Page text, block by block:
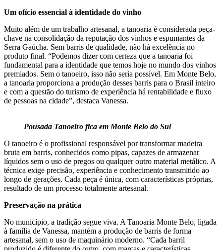
Um ofício essencial à identidade do vinho
Muito além de um trabalho artesanal, a tanoaria é considerada peça-
chave na consolidação da reputação dos vinhos e espumantes da
Serra Gaúcha. Sem barris de qualidade, não há excelência no
produto final. “Podemos dizer com certeza que a tanoaria foi
fundamental para a identidade que temos hoje no mundo dos vinhos
premiados. Sem o tanoeiro, isso não seria possível. Em Monte Belo,
a tanoaria proporciona a produção desses barris para o Brasil inteiro
e com a questão do turismo de experiência há rentabilidade e fluxo
de pessoas na cidade”, destaca Vanessa.
Pousada Tanoeiro fica em Monte Belo do Sul
O tanoeiro é o profissional responsável por transformar madeira
bruta em barris, conhecidos como pipas, capazes de armazenar
líquidos sem o uso de pregos ou qualquer outro material metálico. A
técnica exige precisão, experiência e conhecimento transmitido ao
longo de gerações. Cada peça é única, com características próprias,
resultado de um processo totalmente artesanal.
Preservação na prática
No município, a tradição segue viva. A Tanoaria Monte Belo, ligada
à família de Vanessa, mantém a produção de barris de forma
artesanal, sem o uso de maquinário moderno. “Cada barril